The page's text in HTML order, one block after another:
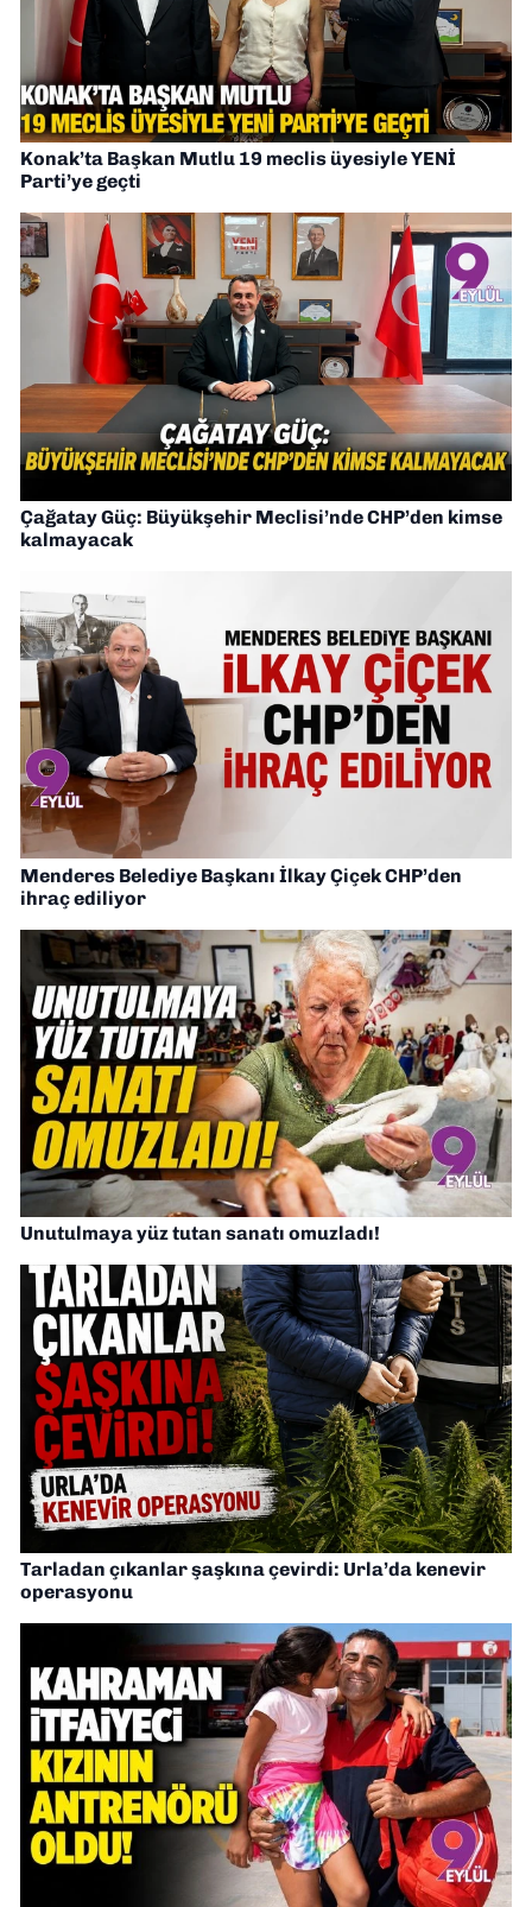
Konak’ta Başkan Mutlu 19 meclis üyesiyle YENİ
Parti’ye geçti
Çağatay Güç: Büyükşehir Meclisi’nde CHP’den kimse
kalmayacak
Menderes Belediye Başkanı İlkay Çiçek CHP’den
ihraç ediliyor
Unutulmaya yüz tutan sanatı omuzladı!
Tarladan çıkanlar şaşkına çevirdi: Urla’da kenevir
operasyonu